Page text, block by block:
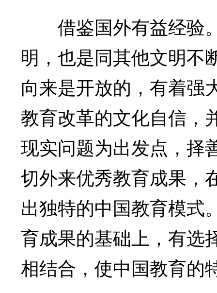
借鉴国外有益经验
明，也是同其他文明不
向来是开放的，有着强
教育改革的文化自信，
现实问题为出发点，择
切外来优秀教育成果，
出独特的中国教育模式
育成果的基础上，有选
相结合，使中国教育的